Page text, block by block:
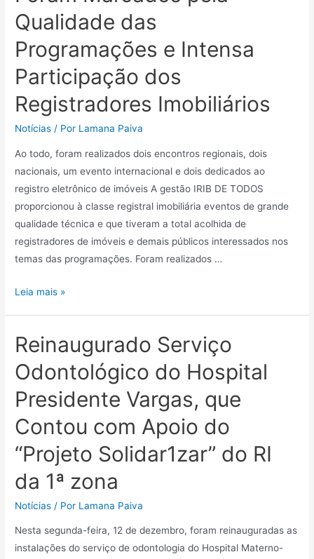
Qualidade das
Programações e Intensa
Participação dos
Registradores Imobiliários
Notícias / Por Lamana Paiva
Ao todo, foram realizados dois encontros regionais, dois
nacionais, um evento internacional e dois dedicados ao
registro eletrônico de imóveis A gestão IRIB DE TODOS
proporcionou à classe registral imobiliária eventos de grande
qualidade técnica e que tiveram a total acolhida de
registradores de imóveis e demais públicos interessados nos
temas das programações. Foram realizados …
Leia mais »
Reinaugurado Serviço
Odontológico do Hospital
Presidente Vargas, que
Contou com Apoio do
“Projeto Solidar1zar” do RI
da 1ª zona
Notícias / Por Lamana Paiva
Nesta segunda-feira, 12 de dezembro, foram reinauguradas as
instalações do serviço de odontologia do Hospital Materno-